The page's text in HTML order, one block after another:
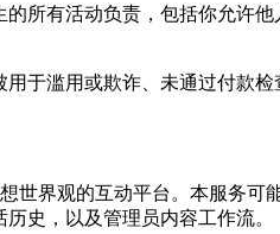
所有活动负责，包括你允许
于滥用或欺诈、未通过付款
世界观的互动平台。本服务
史，以及管理员内容工作流。